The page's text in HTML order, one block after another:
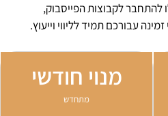
להתחבר לקבוצות הפייסבוק,
עבורכם תמיד לליווי וייעוץ.
מנוי חודשי
מתחדש